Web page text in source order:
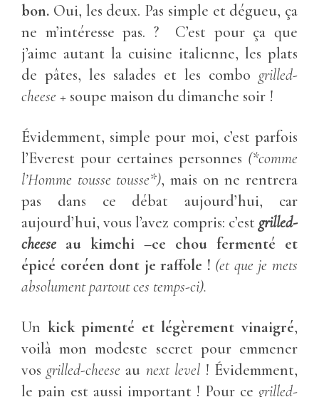
bon. Oui, les deux. Pas simple et dégueu, ça
ne m’intéresse pas. ? C’est pour ça que
j’aime autant la cuisine italienne, les plats
de pâtes, les salades et les combo grilled-
cheese + soupe maison du dimanche soir !
Évidemment, simple pour moi, c’est parfois
l’Everest pour certaines personnes (*comme
l’Homme tousse tousse*), mais on ne rentrera
pas dans ce débat aujourd’hui, car
aujourd’hui, vous l’avez compris: c’est grilled-
cheese au kimchi –ce chou fermenté et
épicé coréen dont je raffole ! (et que je mets
absolument partout ces temps-ci).
Un kick pimenté et légèrement vinaigré,
voilà mon modeste secret pour emmener
vos grilled-cheese au next level ! Évidemment,
le pain est aussi important ! Pour ce grilled-